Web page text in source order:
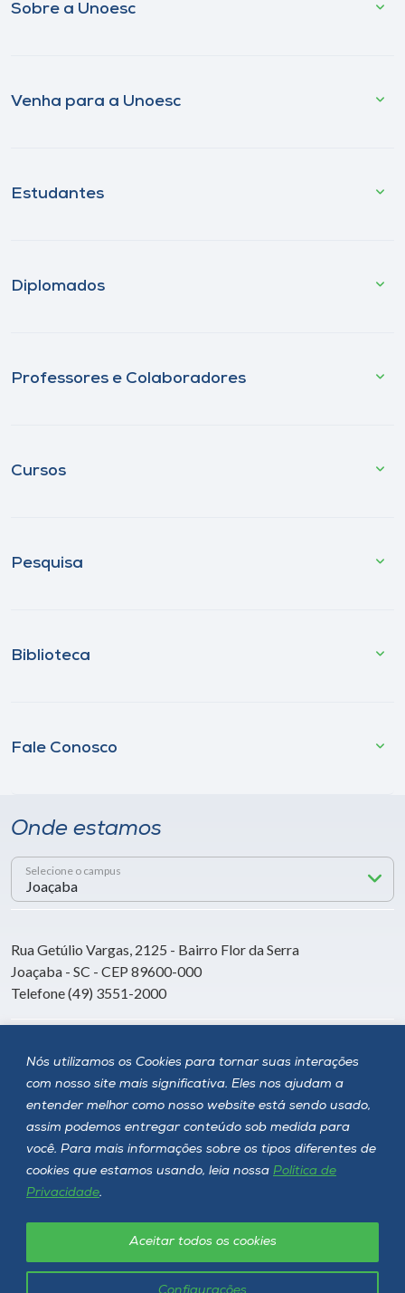
Nós utilizamos os Cookies para tornar suas interações
com nosso site mais significativa. Eles nos ajudam a
entender melhor como nosso website está sendo usado,
assim podemos entregar conteúdo sob medida para
você. Para mais informações sobre os tipos diferentes de
cookies que estamos usando, leia nossa Política de
Privacidade.
Configurações
Aceitar todos os cookies
Sobre a Unoesc
Venha para a Unoesc
Estudantes
Diplomados
Professores e Colaboradores
Cursos
Pesquisa
Biblioteca
Fale Conosco
Onde estamos
Selecione o campus
Rua Getúlio Vargas, 2125 - Bairro Flor da Serra
Joaçaba - SC - CEP 89600-000
Telefone (49) 3551-2000
Siga a Unoesc
Unoesc © 2026 - Todos os direitos reservados
Política de privacidade LGPD